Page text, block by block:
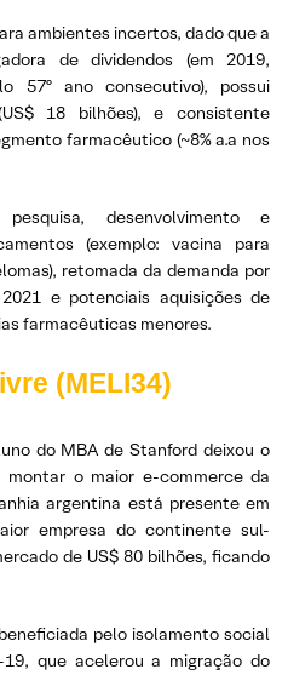
ambientes incertos, dado que a
de dividendos (em 2019,
57º ano consecutivo), possui
18 bilhões), e consistente
farmacêutico (~8% a.a nos
desenvolvimento e
(exemplo: vacina para
retomada da demanda por
e potenciais aquisições de
farmacêuticas menores.
(MELI34)
do MBA de Stanford deixou o
montar o maior e-commerce da
argentina está presente em
empresa do continente sul-
de US$ 80 bilhões, ficando
pelo isolamento social
que acelerou a migração do